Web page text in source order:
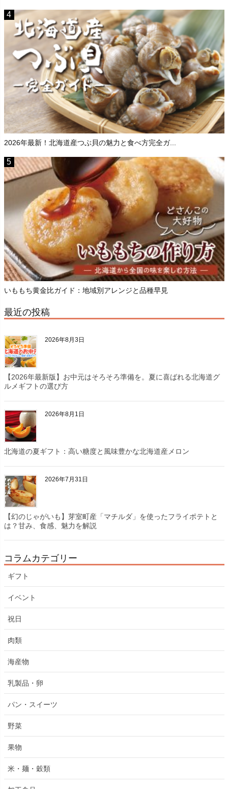
2026年最新！北海道産つぶ貝の魅力と食べ方完全ガ...
いももち黄金比ガイド：地域別アレンジと品種早見
最近の投稿
2026年8月3日
【2026年最新版】お中元はそろそろ準備を。夏に喜ばれる北海道グ
ルメギフトの選び方
2026年8月1日
北海道の夏ギフト：高い糖度と風味豊かな北海道産メロン
2026年7月31日
【幻のじゃがいも】芽室町産「マチルダ」を使ったフライポテトと
は？甘み、食感、魅力を解説
コラムカテゴリー
ギフト
イベント
祝日
肉類
海産物
乳製品・卵
パン・スイーツ
野菜
果物
米・麺・穀類